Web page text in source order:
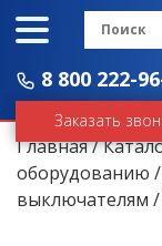
8 800 222-
Заказать
Главная/
оборудованию /
выключателям /